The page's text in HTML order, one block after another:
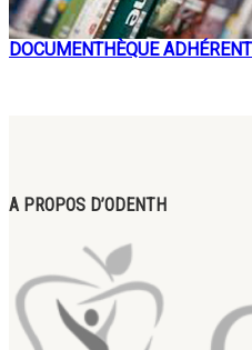
DOCUMENTHÈQUE ADHÉRENT
A PROPOS D’ODENTH